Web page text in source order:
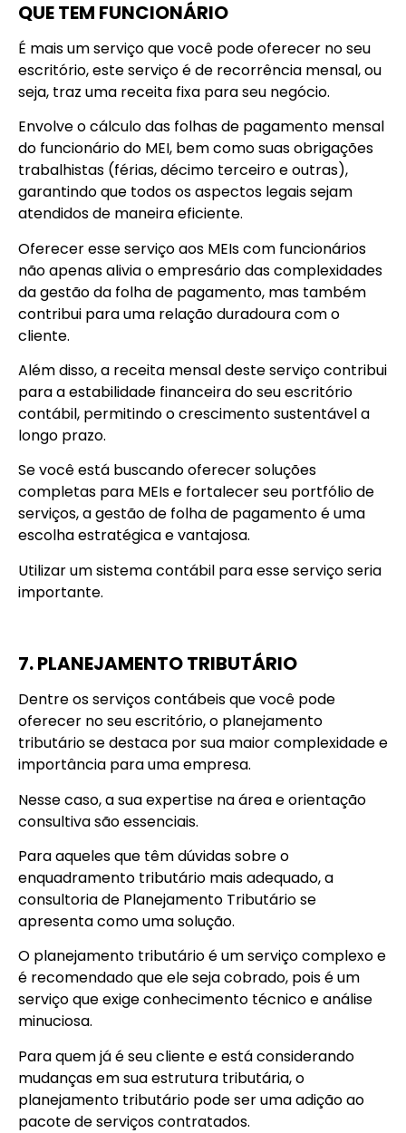
QUE TEM FUNCIONÁRIO
É mais um serviço que você pode oferecer no seu
escritório, este serviço é de recorrência mensal, ou
seja, traz uma receita fixa para seu negócio.
Envolve o cálculo das folhas de pagamento mensal
do funcionário do MEI, bem como suas obrigações
trabalhistas (férias, décimo terceiro e outras),
garantindo que todos os aspectos legais sejam
atendidos de maneira eficiente.
Oferecer esse serviço aos MEIs com funcionários
não apenas alivia o empresário das complexidades
da gestão da folha de pagamento, mas também
contribui para uma relação duradoura com o
cliente.
Além disso, a receita mensal deste serviço contribui
para a estabilidade financeira do seu escritório
contábil, permitindo o crescimento sustentável a
longo prazo.
Se você está buscando oferecer soluções
completas para MEIs e fortalecer seu portfólio de
serviços, a gestão de folha de pagamento é uma
escolha estratégica e vantajosa.
Utilizar um sistema contábil para esse serviço seria
importante.
7. PLANEJAMENTO TRIBUTÁRIO
Dentre os serviços contábeis que você pode
oferecer no seu escritório, o planejamento
tributário se destaca por sua maior complexidade e
importância para uma empresa.
Nesse caso, a sua expertise na área e orientação
consultiva são essenciais.
Para aqueles que têm dúvidas sobre o
enquadramento tributário mais adequado, a
consultoria de Planejamento Tributário se
apresenta como uma solução.
O planejamento tributário é um serviço complexo e
é recomendado que ele seja cobrado, pois é um
serviço que exige conhecimento técnico e análise
minuciosa.
Para quem já é seu cliente e está considerando
mudanças em sua estrutura tributária, o
planejamento tributário pode ser uma adição ao
pacote de serviços contratados.